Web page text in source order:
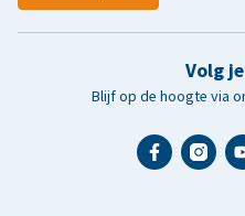
Volg
Blijf op de hoogte via